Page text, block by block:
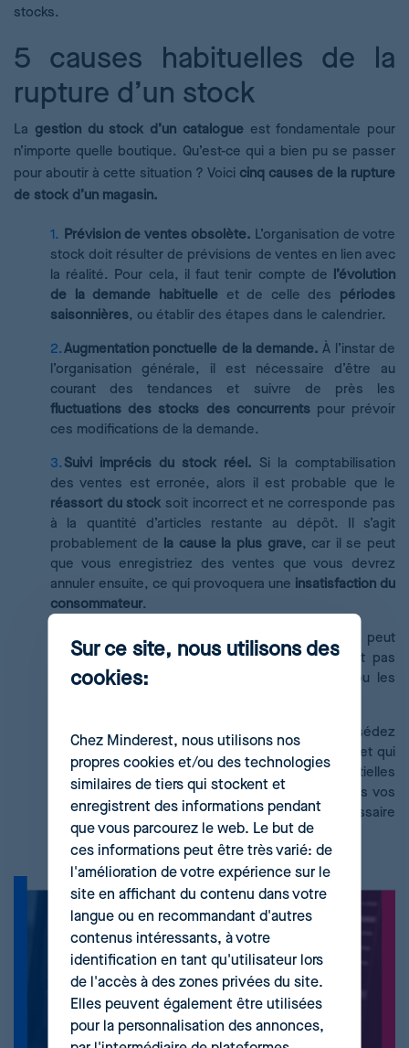
stocks.
5 causes habituelles de la
rupture d’un stock
La gestion du stock d’un catalogueest fondamentale pour
n’importe quelle boutique. Qu’est-ce qui a bien pu se passer
pour aboutir à cette situation ? Voici cinq causes de la rupture
de stock d’un magasin.
Prévision de ventes obsolète. L’organisation de votre
stock doit résulter de prévisions de ventes en lien avec
la réalité. Pour cela, il faut tenir compte de l’évolution
de la demande habituelleet de celle des périodes
saisonnières, ou établir des étapes dans le calendrier.
Augmentation ponctuelle de la demande. À l’instar de
l’organisation générale, il est nécessaire d’être au
courant des tendances et suivre de près les
fluctuations des stocks des concurrents pour prévoir
ces modifications de la demande.
Suivi imprécis du stock réel. Si la comptabilisation
des ventes est erronée, alors il est probable que le
réassort du stock soit incorrect et ne corresponde pas
à la quantité d’articles restante au dépôt. Il s’agit
probablement de la cause la plus grave, car il se peut
que vous enregistriez des ventes que vous devrez
annuler ensuite, ce qui provoquera une insatisfaction du
consommateur.
Problèmes logistiques de marchandise.
Cela peut
survenir avec des entreprises tiers qui ne sont pas
sous votre contrôle comme les
ou les
Absence de stock de sécurité.
Si vous ne possédez
pas un stock de sécurité, vous n’aurez pas ce filet qui
vous protège contre toutes ces causes potentielles
d’épuisement d’un stock. Pour y remédier, faites vos
prévisions de ventes avec le pourcentage nécessaire
pour éviter ce type de problème.
Sur ce site, nous utilisons des
cookies:
Chez Minderest, nous utilisons nos
propres cookies et/ou des technologies
similaires de tiers qui stockent et
enregistrent des informations pendant
que vous parcourez le web. Le but de
ces informations peut être très varié: de
l'amélioration de votre expérience sur le
site en affichant du contenu dans votre
langue ou en recommandant d'autres
contenus intéressants, à votre
identification en tant qu'utilisateur lors
de l'accès à des zones privées du site.
Elles peuvent également être utilisées
pour la personnalisation des annonces,